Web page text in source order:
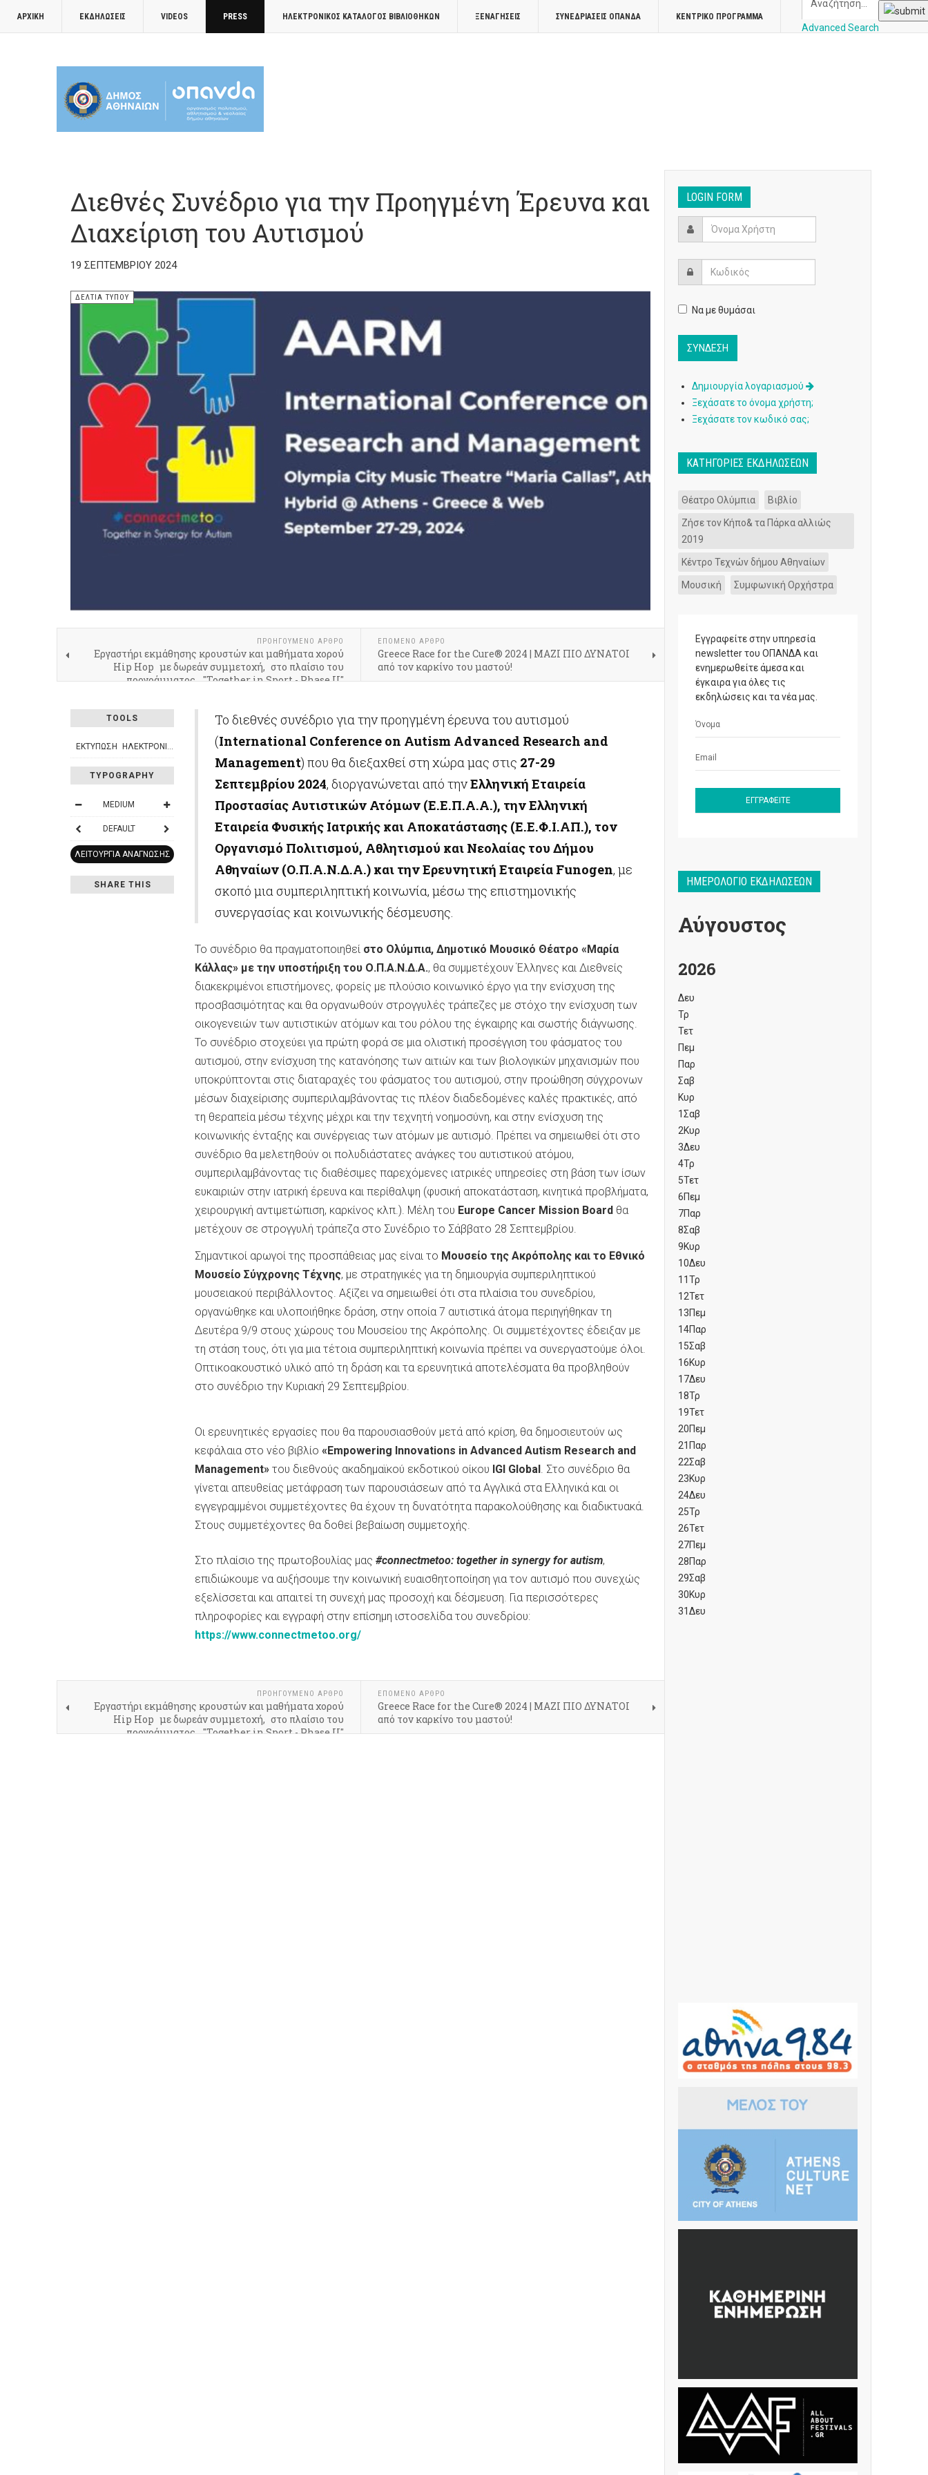
ΑΡΧΙΚΉ ΕΚΔΗΛΏΣΕΙΣ VIDEOS PRESS ΗΛΕΚΤΡΟΝΙΚΟΣ ΚΑΤΑΛΟΓΟΣ ΒΙΒΛΙΟΘΗΚΩΝ ΞΕΝΑΓΉΣΕΙΣ ΣΥΝΕΔΡΙΆΣΕΙΣ ΟΠΑΝΔΑ ΚΕΝΤΡΙΚΌ ΠΡΌΓΡΑΜΜΑ
Advanced Search
Διεθνές Συνέδριο για την Προηγμένη Έρευνα και
Διαχείριση του Αυτισμού
19 ΣΕΠΤΕΜΒΡΊΟΥ 2024
ΔΕΛΤΊΑ ΤΎΠΟΥ
ΠΡΟΗΓΟΎΜΕΝΟ ΆΡΘΡΟ
Εργαστήρι εκμάθησης κρουστών και μαθήματα χορού
Hip Hop με δωρεάν συμμετοχή, στο πλαίσιο του
προγράμματος "Together in Sport - Phase II"
ΕΠΌΜΕΝΟ ΆΡΘΡΟ
Greece Race for the Cure® 2024 | ΜΑΖΙ ΠΙΟ ΔΥΝΑΤΟΙ
από τον καρκίνο του μαστού!
TOOLS
ΕΚΤΎΠΩΣΗ ΗΛΕΚΤΡΟΝΙΚΌ ΤΑΧΥΔΡΟΜΕΊΟ
TYPOGRAPHY
MEDIUM
DEFAULT
ΛΕΙΤΟΥΡΓΊΑ ΑΝΆΓΝΩΣΗΣ
SHARE THIS
Το διεθνές συνέδριο για την προηγμένη έρευνα του αυτισμού
(International Conference on Autism Advanced Research and
Management) που θα διεξαχθεί στη χώρα μας στις 27-29
Σεπτεμβρίου 2024, διοργανώνεται από τηνΕλληνική Εταιρεία
Προστασίας Αυτιστικών Ατόμων (Ε.Ε.Π.Α.Α.), την Ελληνική
Εταιρεία Φυσικής Ιατρικής και Αποκατάστασης (Ε.Ε.Φ.Ι.ΑΠ.), τον
Οργανισμό Πολιτισμού, Αθλητισμού και Νεολαίας του Δήμου
Αθηναίων (Ο.Π.Α.Ν.Δ.Α.) και την Ερευνητική Εταιρεία Funogen, με
σκοπό μια συμπεριληπτική κοινωνία, μέσω της επιστημονικής
συνεργασίας και κοινωνικής δέσμευσης.
Το συνέδριο θα πραγματοποιηθεί στο Ολύμπια, Δημοτικό Μουσικό Θέατρο «Μαρία
Κάλλας» με την υποστήριξη του Ο.Π.Α.Ν.Δ.Α., θα συμμετέχουν Έλληνες και Διεθνείς
διακεκριμένοι επιστήμονες, φορείς με πλούσιο κοινωνικό έργο για την ενίσχυση της
προσβασιμότητας και θα οργανωθούν στρογγυλές τράπεζες με στόχο την ενίσχυση των
οικογενειών των αυτιστικών ατόμων και του ρόλου της έγκαιρης και σωστής διάγνωσης.
Το συνέδριο στοχεύει για πρώτη φορά σε μια ολιστική προσέγγιση του φάσματος του
αυτισμού, στην ενίσχυση της κατανόησης των αιτιών και των βιολογικών μηχανισμών που
υποκρύπτονται στις διαταραχές του φάσματος του αυτισμού, στην προώθηση σύγχρονων
μέσων διαχείρισης συμπεριλαμβάνοντας τις πλέον διαδεδομένες καλές πρακτικές, από
τη θεραπεία μέσω τέχνης μέχρι και την τεχνητή νοημοσύνη, και στην ενίσχυση της
κοινωνικής ένταξης και συνέργειας των ατόμων με αυτισμό. Πρέπει να σημειωθεί ότι στο
συνέδριο θα μελετηθούν οι πολυδιάστατες ανάγκες του αυτιστικού ατόμου,
συμπεριλαμβάνοντας τις διαθέσιμες παρεχόμενες ιατρικές υπηρεσίες στη βάση των ίσων
ευκαιριών στην ιατρική έρευνα και περίθαλψη (φυσική αποκατάσταση, κινητικά προβλήματα,
χειρουργική αντιμετώπιση, καρκίνος κλπ.). Μέλη του Europe Cancer Mission Board θα
μετέχουν σε στρογγυλή τράπεζα στο Συνέδριο το Σάββατο 28 Σεπτεμβρίου.
Σημαντικοί αρωγοί της προσπάθειας μας είναι το Μουσείο της Ακρόπολης και το Εθνικό
Μουσείο Σύγχρονης Τέχνης, με στρατηγικές για τη δημιουργία συμπεριληπτικού
μουσειακού περιβάλλοντος. Αξίζει να σημειωθεί ότι στα πλαίσια του συνεδρίου,
οργανώθηκε και υλοποιήθηκε δράση, στην οποία 7 αυτιστικά άτομα περιηγήθηκαν τη
Δευτέρα 9/9 στους χώρους του Μουσείου της Ακρόπολης. Οι συμμετέχοντες έδειξαν με
τη στάση τους, ότι για μια τέτοια συμπεριληπτική κοινωνία πρέπει να συνεργαστούμε όλοι.
Οπτικοακουστικό υλικό από τη δράση και τα ερευνητικά αποτελέσματα θα προβληθούν
στο συνέδριο την Κυριακή 29 Σεπτεμβρίου.
Οι ερευνητικές εργασίες που θα παρουσιασθούν μετά από κρίση, θα δημοσιευτούν ως
κεφάλαια στο νέο βιβλίο «Empowering Innovations in Advanced Autism Research and
Management» του διεθνούς ακαδημαϊκού εκδοτικού οίκου IGI Global. Στο συνέδριο θα
γίνεται απευθείας μετάφραση των παρουσιάσεων από τα Αγγλικά στα Ελληνικά και οι
εγγεγραμμένοι συμμετέχοντες θα έχουν τη δυνατότητα παρακολούθησης και διαδικτυακά.
Στους συμμετέχοντες θα δοθεί βεβαίωση συμμετοχής.
Στο πλαίσιο της πρωτοβουλίας μας #connectmetoo: together in synergy for autism,
επιδιώκουμε να αυξήσουμε την κοινωνική ευαισθητοποίηση για τον αυτισμό που συνεχώς
εξελίσσεται και απαιτεί τη συνεχή μας προσοχή και δέσμευση. Για περισσότερες
πληροφορίες και εγγραφή στην επίσημη ιστοσελίδα του συνεδρίου:
https://www.connectmetoo.org/
ΠΡΟΗΓΟΎΜΕΝΟ ΆΡΘΡΟ
Εργαστήρι εκμάθησης κρουστών και μαθήματα χορού
Hip Hop με δωρεάν συμμετοχή, στο πλαίσιο του
προγράμματος "Together in Sport - Phase II"
ΕΠΌΜΕΝΟ ΆΡΘΡΟ
Greece Race for the Cure® 2024 | ΜΑΖΙ ΠΙΟ ΔΥΝΑΤΟΙ
από τον καρκίνο του μαστού!
LOGIN FORM
Να με θυμάσαι
Δημιουργία λογαριασμού
Ξεχάσατε το όνομα χρήστη;
Ξεχάσατε τον κωδικό σας;
ΚΑΤΗΓΟΡΊΕΣ ΕΚΔΗΛΏΣΕΩΝ
Θέατρο Ολύμπια Βιβλίο
Ζήσε τον Κήπο& τα Πάρκα αλλιώς
2019
Κέντρο Τεχνών δήμου Αθηναίων
Μουσική Συμφωνική Ορχήστρα
Εγγραφείτε στην υπηρεσία
newsletter του ΟΠΑΝΔΑ και
ενημερωθείτε άμεσα και
έγκαιρα για όλες τις
εκδηλώσεις και τα νέα μας.
ΗΜΕΡΟΛΌΓΙΟ ΕΚΔΗΛΏΣΕΩΝ
Αύγουστος
2026
Δευ
Τρ
Τετ
Πεμ
Παρ
Σαβ
Κυρ
1Σαβ
2Κυρ
3Δευ
4Τρ
5Τετ
6Πεμ
7Παρ
8Σαβ
9Κυρ
10Δευ
11Τρ
12Τετ
13Πεμ
14Παρ
15Σαβ
16Κυρ
17Δευ
18Τρ
19Τετ
20Πεμ
21 Παρ
22Σαβ
23Κυρ
24Δευ
25Τρ
26Τετ
27Πεμ
28Παρ
29Σαβ
30Κυρ
31Δευ